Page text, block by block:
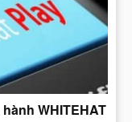
WHITEHAT